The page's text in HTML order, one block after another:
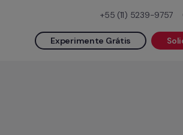
+55 (11) 5239-9757
Experimente Grátis